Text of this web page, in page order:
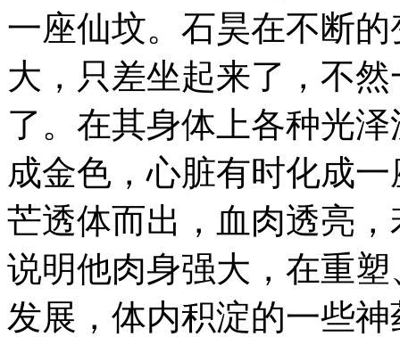
一座仙坟。石昊在不断
大，只差坐起来了，不
了。在其身体上各种光
成金色，心脏有时化成
芒透体而出，血肉透亮
说明他肉身强大，在重
发展，体内积淀的一些